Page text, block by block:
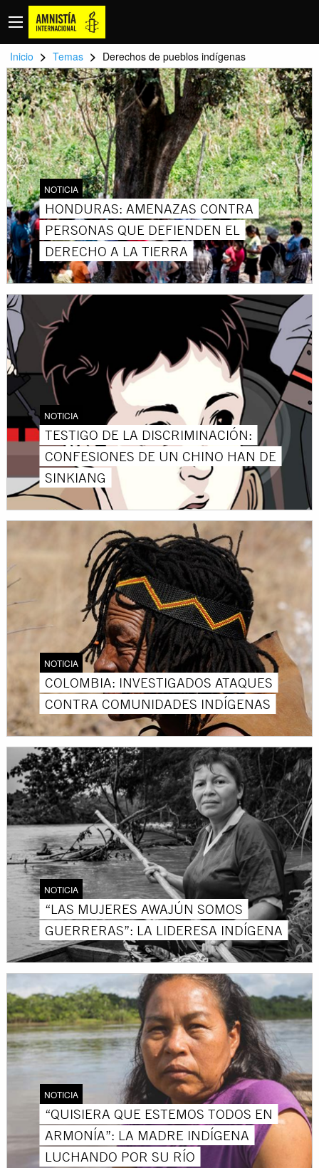
Inicio > Temas > Derechos de pueblos indígenas
NOTICIA
HONDURAS: AMENAZAS CONTRA
PERSONAS QUE DEFIENDEN EL
DERECHO A LA TIERRA
NOTICIA
TESTIGO DE LA DISCRIMINACIÓN:
CONFESIONES DE UN CHINO HAN DE
SINKIANG
NOTICIA
COLOMBIA: INVESTIGADOS ATAQUES
CONTRA COMUNIDADES INDÍGENAS
NOTICIA
“LAS MUJERES AWAJÚN SOMOS
GUERRERAS”: LA LIDERESA INDÍGENA
NOTICIA
“QUISIERA QUE ESTEMOS TODOS EN
ARMONÍA”: LA MADRE INDÍGENA
LUCHANDO POR SU RÍO